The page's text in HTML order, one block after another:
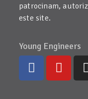
patrocinam,
este site.
Young Engineers